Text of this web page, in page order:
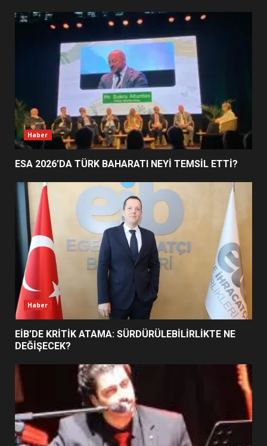
EDREMİT’İN GURURU TÜRKİYE
FİNALİNDE NE BAŞARDI?
5
BALIKESİR MÜZELERİNDE SÜRE
UZATILDI: NE DEĞİŞTİ?
6
BURHANİYE SATRANÇ
TURNUVASI KAYITLARI NEYİ
DEĞİŞTİRİYOR?
7
BURHANİYE BELEDİYESPOR’DA
YENİ YÖNETİM NASIL
ŞEKİLLENDİ?
Haber
ESA 2026’DA TÜRK BAHARATI NEYİ TEMSİL ETTİ?
Haber
EİB’DE KRİTİK ATAMA: SÜRDÜRÜLEBİLİRLİKTE NE
DEĞİŞECEK?